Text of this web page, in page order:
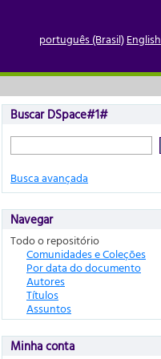
português (Brasil)English
Buscar DSpace#1#
Busca avançada
Navegar
Todo o repositório
Comunidades e Coleções
Por data do documento
Autores
Títulos
Assuntos
Minha conta